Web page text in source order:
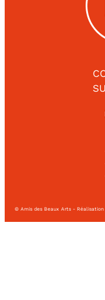
© Amis des Beaux Arts - Réalisation